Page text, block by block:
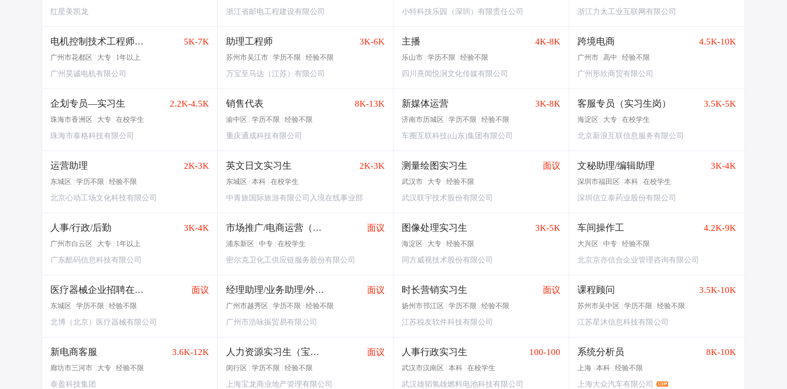
红星美凯龙 浙江省邮电工程建设有限公司 小特科技乐园（深圳）有限责任公司 浙江力太工业互联网有限公司
电机控制技术工程师助理 5K-7K
广州市花都区 大专 1年以上
广州昊诚电机有限公司
助理工程师 3K-6K
苏州市吴江市 学历不限 经验不限
万宝至马达（江苏）有限公司
主播 4K-8K
乐山市 学历不限 经验不限
四川熹闻悦涧文化传媒有限公司
跨境电商 4.5K-10K
广州市 高中 经验不限
广州形欣商贸有限公司
企划专员—实习生 2.2K-4.5K
珠海市香洲区 大专 在校学生
珠海市泰格科技有限公司
销售代表 8K-13K
渝中区 学历不限 经验不限
重庆通成科技有限公司
新媒体运营 3K-8K
济南市历城区 学历不限 经验不限
车圈互联科技(山东)集团有限公司
客服专员（实习生岗） 3.5K-5K
海淀区 大专 在校学生
北京新浪互联信息服务有限公司
运营助理 2K-3K
东城区 学历不限 经验不限
北京心动工场文化科技有限公司
英文日文实习生 2K-3K
东城区 本科 在校学生
中青旅国际旅游有限公司入境在线事业部
测量绘图实习生 面议
武汉市 大专 经验不限
武汉联宇技术股份有限公司
文秘助理/编辑助理 3K-4K
深圳市福田区 本科 在校学生
深圳信立泰药业股份有限公司
人事/行政/后勤 3K-4K
广州市白云区 大专 1年以上
广东酷码信息科技有限公司
市场推广/电商运营（实习生） 面议
浦东新区 中专 在校学生
密尔克卫化工供应链服务股份有限公司
图像处理实习生 3K-5K
海淀区 大专 经验不限
同方威视技术股份有限公司
车间操作工 4.2K-9K
大兴区 中专 经验不限
北京京亦信合企业管理咨询有限公司
医疗器械企业招聘在校实习生 面议
东城区 学历不限 经验不限
北博（北京）医疗器械有限公司
经理助理/业务助理/外贸助理/运营助理 面议
广州市越秀区 学历不限 经验不限
广州市浩咏振贸易有限公司
时长营销实习生 面议
扬州市邗江区 学历不限 经验不限
江苏税友软件科技有限公司
课程顾问 3.5K-10K
苏州市吴中区 学历不限 经验不限
江苏星沐信息科技有限公司
新电商客服 3.6K-12K
廊坊市三河市 大专 经验不限
泰盈科技集团
人力资源实习生（宝龙总部） 面议
闵行区 学历不限 经验不限
上海宝龙商业地产管理有限公司
人事行政实习生 100-100
武汉市汉南区 本科 在校学生
武汉雄韬氢雄燃料电池科技有限公司
系统分析员 8K-10K
上海 本科 经验不限
上海大众汽车有限公司